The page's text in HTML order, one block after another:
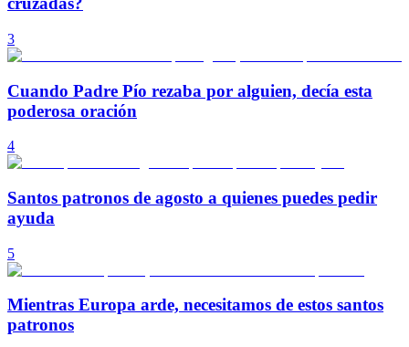
3
Cuando Padre Pío rezaba por alguien, decía esta
poderosa oración
4
Santos patronos de agosto a quienes puedes pedir
ayuda
5
Mientras Europa arde, necesitamos de estos santos
patronos